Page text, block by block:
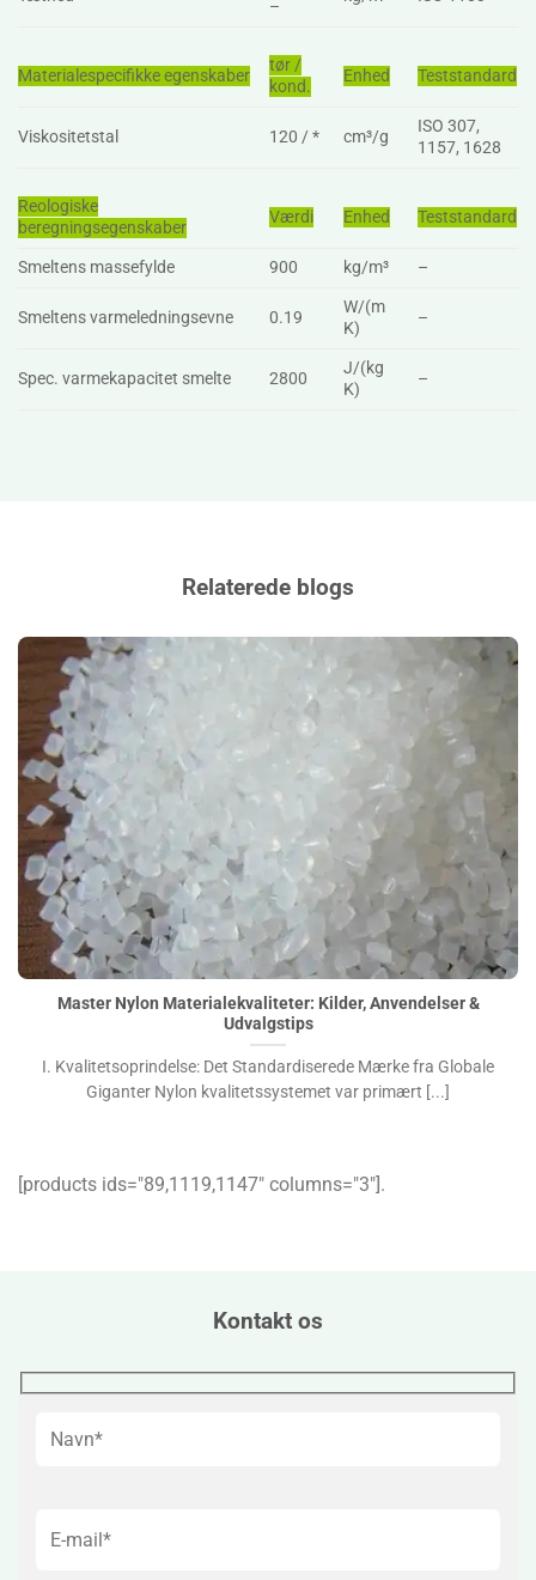
–
Materialespecifikke egenskaber
tør /
kond.
Enhed Teststandard
Viskositetstal 120 / * cm³/g
ISO 307,
1157, 1628
Reologiske
beregningsegenskaber
Værdi Enhed Teststandard
Smeltens massefylde 900 kg/m³ –
Smeltens varmeledningsevne 0.19
W/(m
K)
–
Spec. varmekapacitet smelte 2800
J/(kg
K)
–
Relaterede blogs
Master Nylon Materialekvaliteter: Kilder, Anvendelser &
Udvalgstips">
Master Nylon Materialekvaliteter: Kilder, Anvendelser &
Udvalgstips
I. Kvalitetsoprindelse: Det Standardiserede Mærke fra Globale
Giganter Nylon kvalitetssystemet var primært [...]
[products ids="89,1119,1147″ columns="3″].
Kontakt os